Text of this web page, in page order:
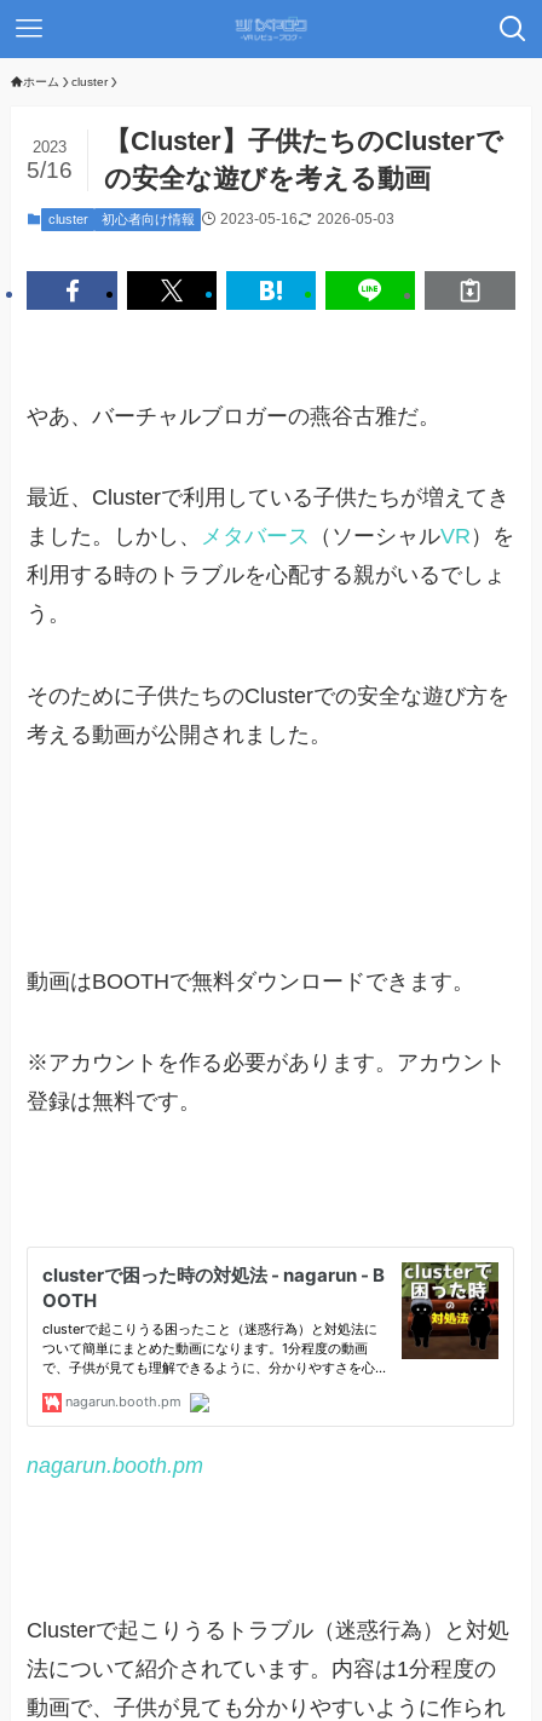
ホーム cluster
【Cluster】子供たちのClusterで
の安全な遊びを考える動画
2023
5/16
cluster 初心者向け情報 2023-05-16 2026-05-03
やあ、バーチャルブロガーの燕谷古雅だ。
最近、Clusterで利用している子供たちが増えてき
ました。しかし、 メタバース （ソーシャルVR ）を
利用する時のトラブルを心配する親がいるでしょ
う。
そのために子供たちのClusterでの安全な遊び方を
考える動画が公開されました。
動画はBOOTHで無料ダウンロードできます。
※アカウントを作る必要があります。アカウント
登録は無料です。
nagarun.booth.pm
Clusterで起こりうるトラブル（迷惑行為）と対処
法について紹介されています。内容は1分程度の
動画で、子供が見ても分かりやすいように作られ